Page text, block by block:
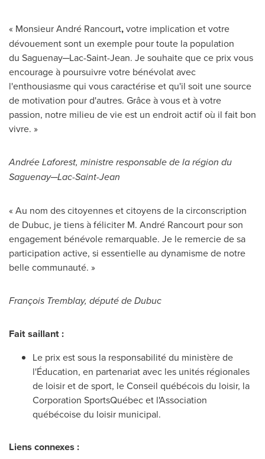
« Monsieur André Rancourt,votre implication et votre
dévouement sont un exemple pour toute la population
du Saguenay─Lac-Saint-Jean. Je souhaite que ce prix vous
encourage à poursuivre votre bénévolat avec
l'enthousiasme qui vous caractérise et qu'il soit une source
de motivation pour d'autres. Grâce à vous et à votre
passion, notre milieu de vie est un endroit actif où il fait bon
vivre. »
Andrée Laforest, ministre responsable de la région du
Saguenay─Lac-Saint-Jean
« Au nom des citoyennes et citoyens de la circonscription
de Dubuc, je tiens à féliciter M. André Rancourt pour son
engagement bénévole remarquable. Je le remercie de sa
participation active, si essentielle au dynamisme de notre
belle communauté. »
François Tremblay, député deDubuc
Fait saillant :
Le prix est sous la responsabilité du ministère de
l'Éducation, en partenariat avec les unités régionales
de loisir et de sport, le Conseil québécois du loisir, la
Corporation SportsQuébec et l'Association
québécoise du loisir municipal.
Liens connexes :